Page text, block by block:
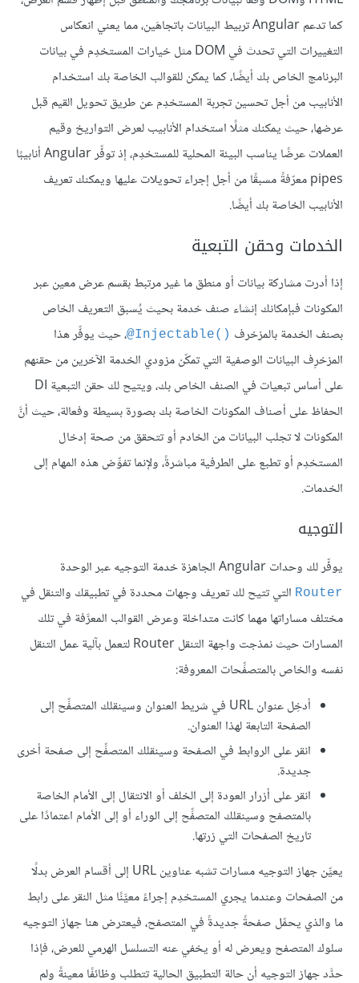
كما تدعم Angular تربيط البيانات باتجاهَين، مما يعني انعكاس
التغييرات التي تحدث في DOM مثل خيارات المستخدِم في بيانات
البرنامج الخاص بك أيضًا، كما يمكن للقوالب الخاصة بك استخدام
الأنابيب من أجل تحسين تجربة المستخدِم عن طريق تحويل القيم قبل
عرضها، حيث يمكنك مثلًا استخدام الأنابيب لعرض التواريخ وقيم
العملات عرضًا يناسب البيئة المحلية للمستخدِم، إذ توفِّر Angular أنابيبًا
pipes معرّفةً مسبقًا من أجل إجراء تحويلات عليها ويمكنك تعريف
الأنابيب الخاصة بك أيضًا.
الخدمات وحقن التبعية
إذا أدرت مشاركة بيانات أو منطق ما غير مرتبط بقسم عرض معين عبر
المكونات فبإمكانك إنشاء صنف خدمة بحيث يُسبق التعريف الخاص
بصنف الخدمة بالمزخرف ‎ @Injectable()‎، حيث يوفِّر هذا
المزخرِف البيانات الوصفية التي تمكّن مزودي الخدمة الآخرين من حقنهم
على أساس تبعيات في الصنف الخاص بك، ويتيح لك حقن التبعية DI
الحفاظ على أصناف المكونات الخاصة بك بصورة بسيطة وفعالة، حيث أنَّ
المكونات لا تجلب البيانات من الخادم أو تتحقق من صحة إدخال
المستخدِم أو تطبع على الطرفية مباشرةً، ولإنما تفوِّض هذه المهام إلى
الخدمات.
التوجيه
يوفِّر لك وحدات Angular الجاهزة خدمة التوجيه عبر الوحدة
Router التي تتيح لك تعريف وجهات محددة في تطبيقك والتنقل في
مختلف مساراتها مهما كانت متداخلة وعرض القوالب المعرَّفة في تلك
المسارات حيث نمذجت واجهة التنقل Router لتعمل بآلية عمل التنقل
نفسه والخاص بالمتصفِّحات المعروفة:
أدخِل عنوان URL في شريط العنوان وسينقلك المتصفِّح إلى
الصفحة التابعة لهذا العنوان.
انقر على الروابط في الصفحة وسينقلك المتصفِّح إلى صفحة أخرى
جديدة.
انقر على أزرار العودة إلى الخلف أو الانتقال إلى الأمام الخاصة
بالمتصفح وسينقلك المتصفِّح إلى الوراء أو إلى الأمام اعتمادًا على
تاريخ الصفحات التي زرتها.
يعيِّن جهاز التوجيه مسارات تشبه عناوين URL إلى أقسام العرض بدلًا
من الصفحات وعندما يجري المستخدِم إجراءً معيَّنًا مثل النقر على رابط
ما والذي يحمِّل صفحةً جديدةً في المتصفح، فيعترض هنا جهاز التوجيه
سلوك المتصفح ويعرض له أو يخفي عنه التسلسل الهرمي للعرض، فإذا
حدَّد جهاز التوجيه أن حالة التطبيق الحالية تتطلب وظائفًا معينةً ولم